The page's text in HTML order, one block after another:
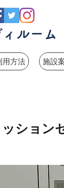
ルーム
用方法 施設
ション